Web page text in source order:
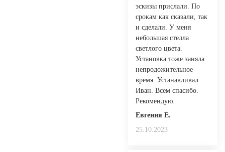
эскизы прислали. По
срокам как сказали, так
и сделали. У меня
небольшая стелла
светлого цвета.
Установка тоже заняла
непродожительное
время. Устанавливал
Иван. Всем спасибо.
Рекомендую.
Евгения Е.
25.10.2023